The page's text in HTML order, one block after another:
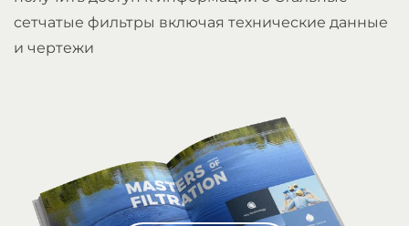
сетчатые фильтры включая технические данные
и чертежи